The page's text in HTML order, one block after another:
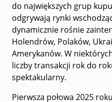
do największych grup
odgrywają rynki
dynamicznie rośnie
Holendrów, Polaków,
Amerykanów. W
liczby transakcji rok do
spektakularny.
Pierwsza połowa 2025